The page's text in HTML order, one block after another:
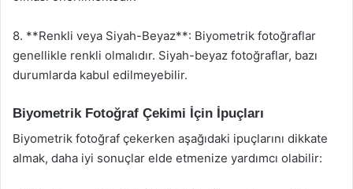
8. **Renkli veya Siyah-Beyaz**: Biyometrik fotoğraflar
genellikle renkli olmalıdır. Siyah-beyaz fotoğraflar, bazı
durumlarda kabul edilmeyebilir.
Biyometrik Fotoğraf Çekimi İçin İpuçları
Biyometrik fotoğraf çekerken aşağıdaki ipuçlarını dikkate
almak, daha iyi sonuçlar elde etmenize yardımcı olabilir: